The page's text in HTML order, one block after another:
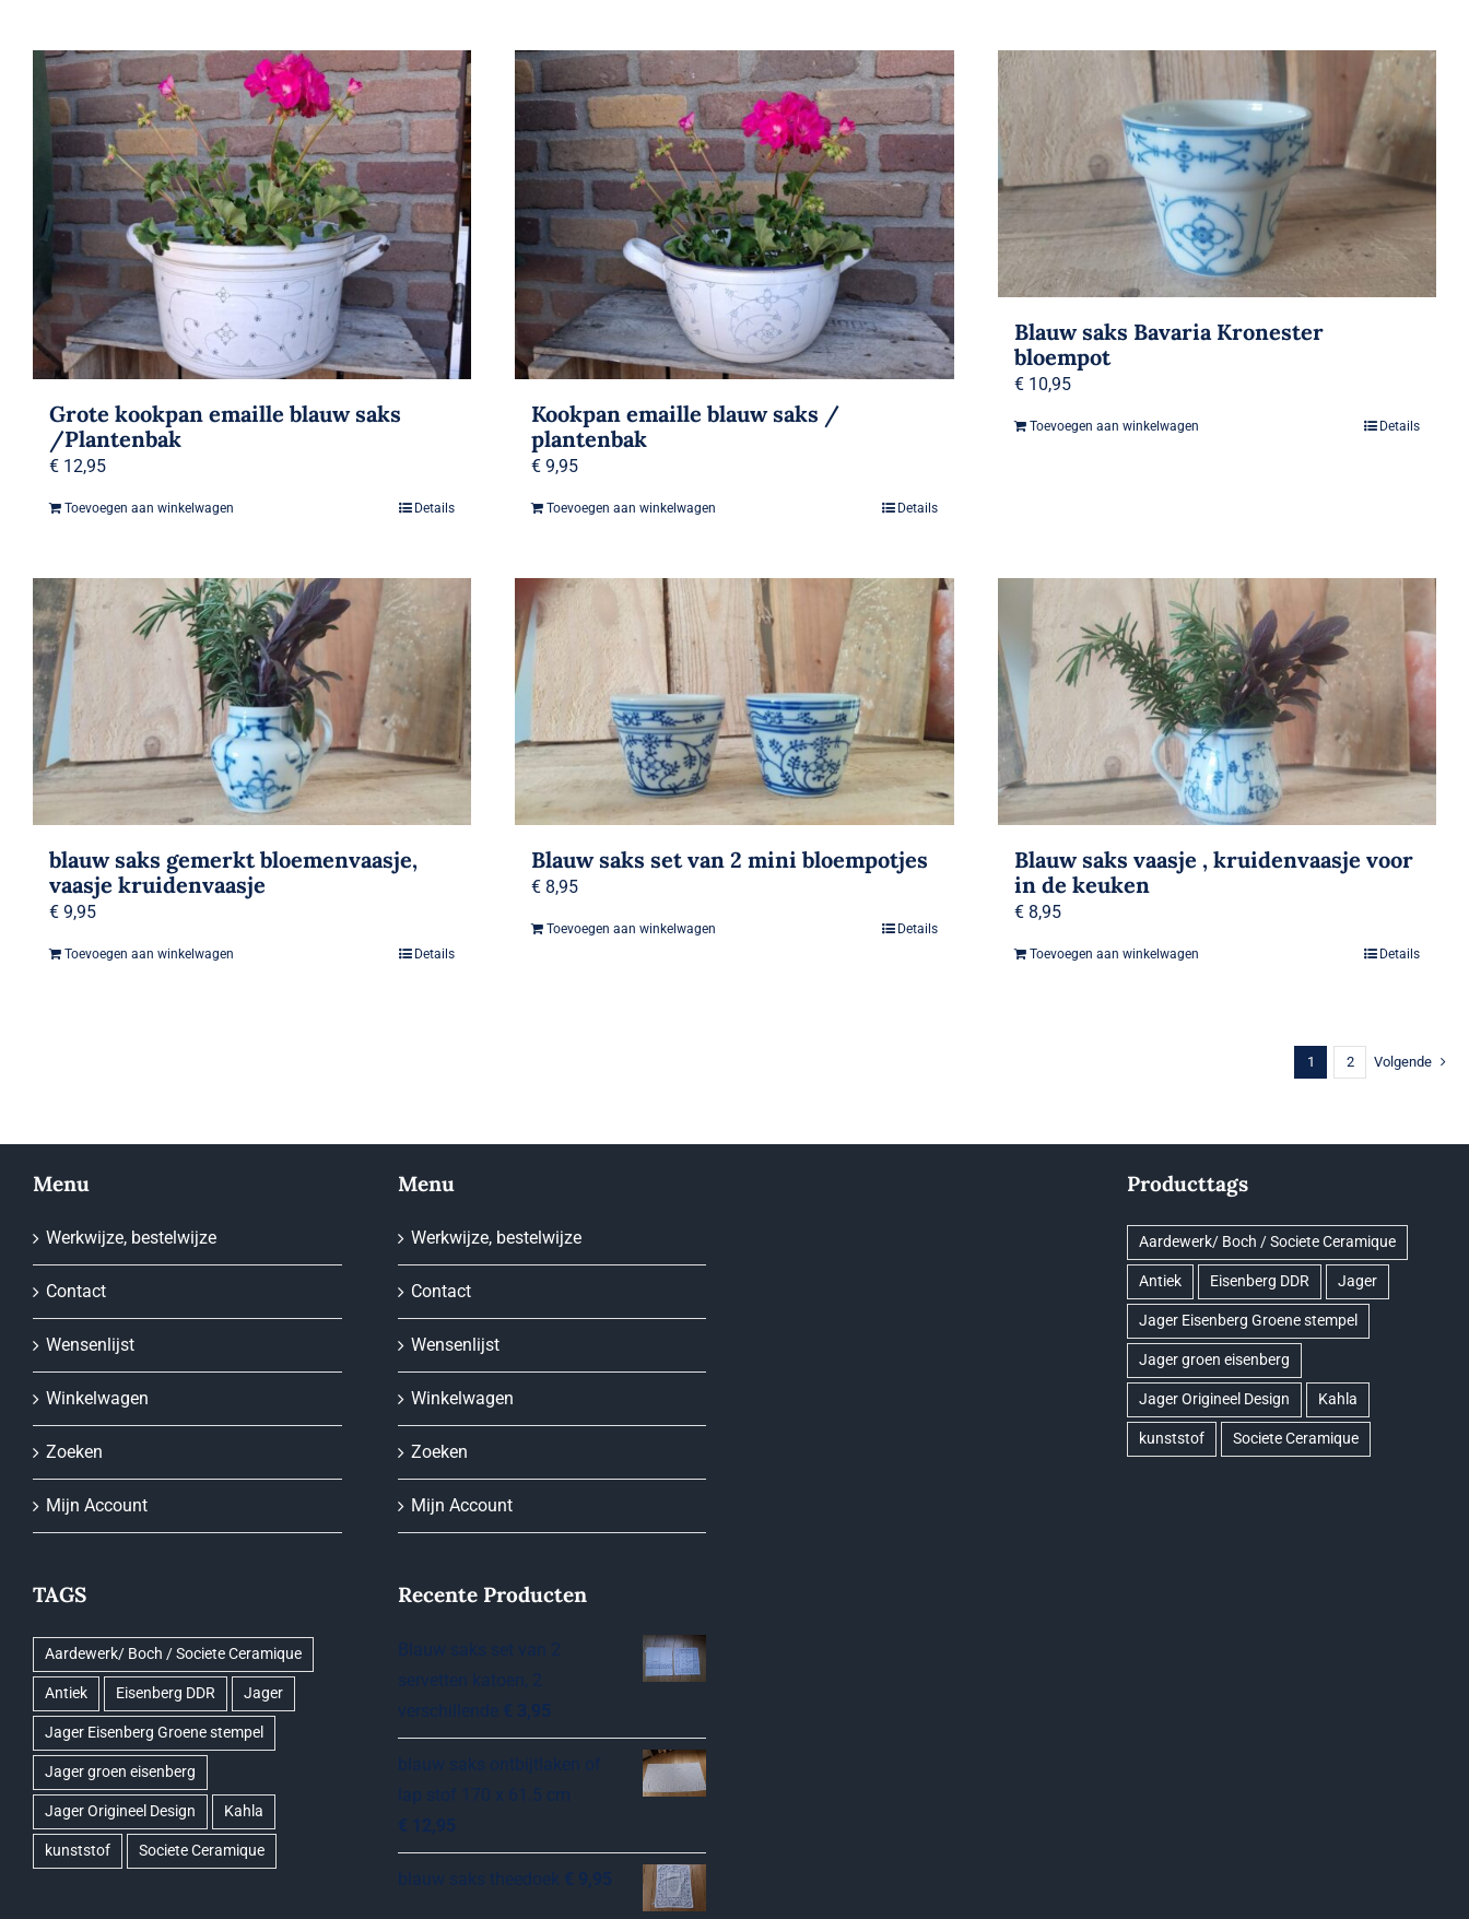
Grote kookpan emaille blauw saks
/Plantenbak
€ 12,95
Toevoegen aan winkelwagen Details
Kookpan emaille blauw saks /
plantenbak
€ 9,95
Toevoegen aan winkelwagen Details
Blauw saks Bavaria Kronester
bloempot
€10,95
Toevoegen aan winkelwagen Details
blauw saks gemerkt bloemenvaasje,
vaasje kruidenvaasje
€ 9,95
Toevoegen aan winkelwagen Details
Blauw saks set van 2 mini bloempotjes
€ 8,95
Toevoegen aan winkelwagen Details
Blauw saks vaasje , kruidenvaasje voor
in de keuken
€8,95
Toevoegen aan winkelwagen Details
1 2 Volgende
Menu
Werkwijze, bestelwijze
Contact
Wensenlijst
Winkelwagen
Zoeken
Mijn Account
TAGS
Aardewerk/ Boch / Societe Ceramique
Antiek Eisenberg DDR Jager
Jager Eisenberg Groene stempel
Jager groen eisenberg
Jager Origineel Design Kahla
kunststof Societe Ceramique
Menu
Werkwijze, bestelwijze
Contact
Wensenlijst
Winkelwagen
Zoeken
Mijn Account
Recente Producten
Blauw saks set van 2
servetten katoen, 2
verschillende € 3,95
blauw saks ontbijtlaken of
lap stof 170 x 61.5 cm
€ 12,95
blauw saks theedoek € 9,95
Producttags
Aardewerk/ Boch / Societe Ceramique
Antiek Eisenberg DDR Jager
Jager Eisenberg Groene stempel
Jager groen eisenberg
Jager Origineel Design Kahla
kunststof Societe Ceramique